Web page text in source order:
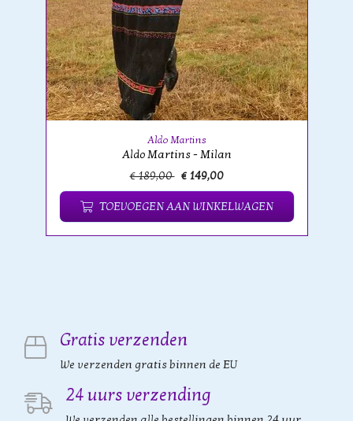
Aldo Martins
Aldo Martins - Milan
€ 189,00 € 149,00
TOEVOEGEN AAN WINKELWAGEN
Gratis verzenden
We verzenden gratis binnen de EU
24 uurs verzending